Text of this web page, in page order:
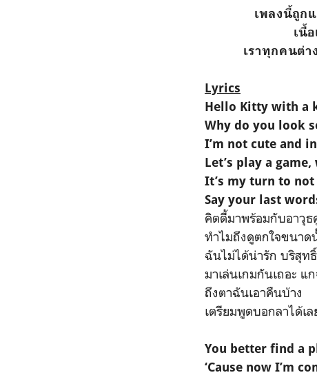
เพลงนี้ถูก
เนื้
เราทุกคนต่า
Lyrics
Hello Kitty with a
Why do you look
I’m not cute and
Let’s play a
It’s my turn to not
Say your last
คิตตี้มาพร้อมกับอาวุธ
ทำไมถึงดูตกใจขนาด
ฉันไม่ได้น่ารัก บริสุท
มาเล่นเกมกันเถอะ แ
ถึงตาฉันเอาคืนบ้าง
เตรียมพูดบอกลาได้เล
You better find a
‘Cause now I’m